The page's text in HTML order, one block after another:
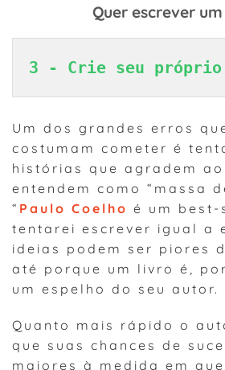
Quer escrever
3 - Crie seu
Um dos grandes erros
costumam cometer é
histórias que agradem
entendem como “massa
“ Paulo Coelho é um best-
tentarei escrever igual a
ideias podem ser piores
até porque um livro é, por
um espelho do seu autor.
Quanto mais rápido o
que suas chances de
maiores à medida em